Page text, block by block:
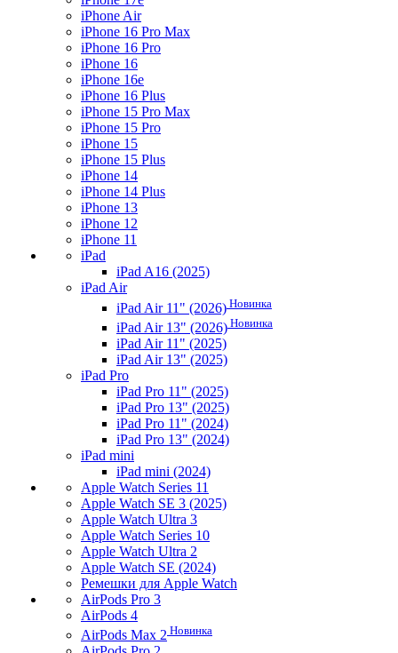
iPhone Air
iPhone 16 Pro Max
iPhone 16 Pro
iPhone 16
iPhone 16e
iPhone 16 Plus
iPhone 15 Pro Max
iPhone 15 Pro
iPhone 15
iPhone 15 Plus
iPhone 14
iPhone 14 Plus
iPhone 13
iPhone 12
iPhone 11
iPad
iPad A16 (2025)
iPad Air
iPad Air 11" (2026) Новинка
iPad Air 13" (2026) Новинка
iPad Air 11" (2025)
iPad Air 13" (2025)
iPad Pro
iPad Pro 11" (2025)
iPad Pro 13" (2025)
iPad Pro 11" (2024)
iPad Pro 13" (2024)
iPad mini
iPad mini (2024)
Apple Watch Series 11
Apple Watch SE 3 (2025)
Apple Watch Ultra 3
Apple Watch Series 10
Apple Watch Ultra 2
Apple Watch SE (2024)
Ремешки для Apple Watch
AirPods Pro 3
AirPods 4
AirPods Max 2 Новинка